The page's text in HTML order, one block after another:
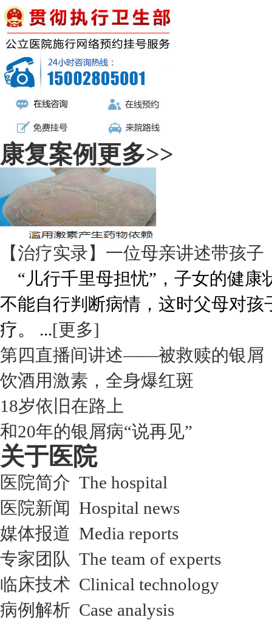
康复案例更多>>
【治疗实录】一位母亲讲述带孩子
“儿行千里母担忧”，子女的健康
不能自行判断病情，这时父母对
疗。 ...[更多]
第四直播间讲述——被救赎的银屑
饮酒用激素，全身爆红斑
18岁依旧在路上
和20年的银屑病“说再见”
关于医院
医院简介 The hospital
医院新闻 Hospital news
媒体报道 Media reports
专家团队 The team of experts
临床技术 Clinical technology
病例解析 Case analysis